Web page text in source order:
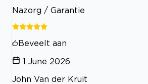
Nazorg / Garantie
Beveelt aan
1 June 2026
John Van der Kruit